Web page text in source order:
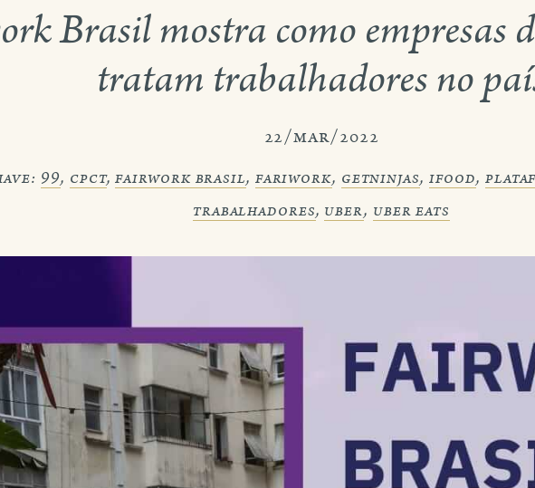
Brasil mostra como empresas
tratam trabalhadores no
22/mar/2022
99, cpct,fairwork brasil, fariwork, getninjas, ifood,
trabalhadores, uber, uber eats